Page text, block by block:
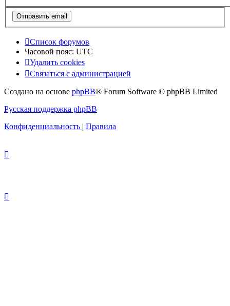
Список форумов
Часовой пояс: UTC
Удалить cookies
Связаться с администрацией
Создано на основе phpBB® Forum Software © phpBB Limited
Русская поддержка phpBB
Конфиденциальность
Правила